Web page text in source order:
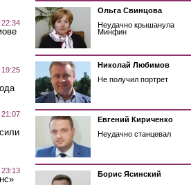
Ольга Свинцова
Неудачно крышанула
Минфин
Николай Любимов
Не получил портрет
Евгений Кириченко
Неудачно станцевал
Борис Ясинский